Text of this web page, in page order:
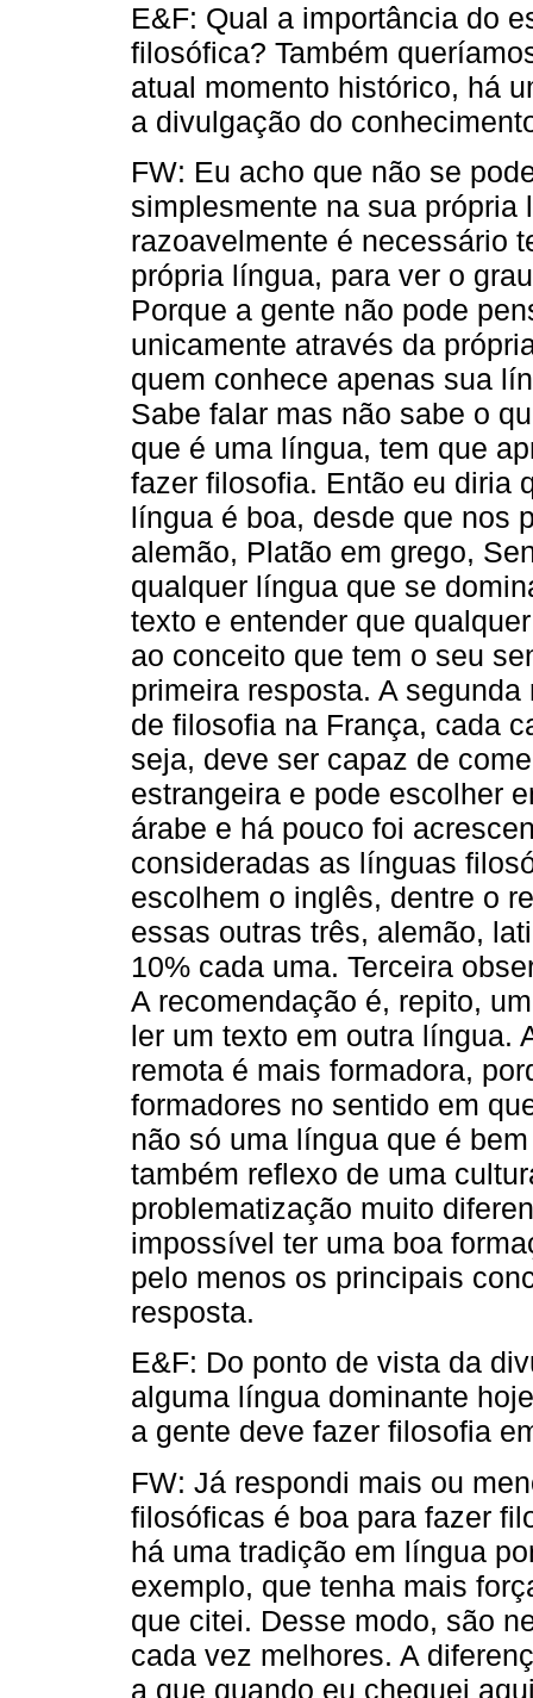
E&F: Qual a importância do
filosófica? Também
atual momento histórico, há
a divulgação do
FW: Eu acho que não se
simplesmente na sua
razoavelmente é necessário
própria língua, para ver o
Porque a gente não pode
unicamente através da
quem conhece apenas sua
Sabe falar mas não sabe o
que é uma língua, tem que
fazer filosofia. Então eu diria
língua é boa, desde que nos
alemão, Platão em grego,
qualquer língua que se
texto e entender que
ao conceito que tem o seu
primeira resposta. A
de filosofia na França, cada
seja, deve ser capaz de
estrangeira e pode escolher
árabe e há pouco foi
consideradas as línguas
escolhem o inglês, dentre o
essas outras três, alemão,
10% cada uma. Terceira
A recomendação é, repito,
ler um texto em outra língua.
remota é mais formadora,
formadores no sentido em
não só uma língua que é
também reflexo de uma
problematização muito
impossível ter uma boa
pelo menos os principais
resposta.
E&F: Do ponto de vista da
alguma língua dominante
a gente deve fazer filosofia
FW: Já respondi mais ou
filosóficas é boa para fazer
há uma tradição em língua
exemplo, que tenha mais
que citei. Desse modo, são
cada vez melhores. A
a que quando eu cheguei